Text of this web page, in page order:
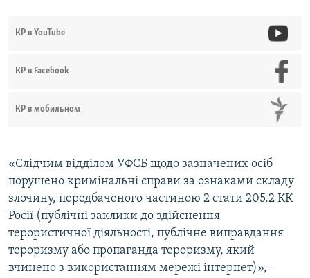
КР в YouTube
КР в Facebook
КР в мобильном
«Слідчим відділом УФСБ щодо зазначених осіб
порушено кримінальні справи за ознаками складу
злочину, передбаченого частиною 2 стати 205.2 КК
Росії (публічні заклики до здійснення
терористичної діяльності, публічне виправдання
тероризму або пропаганда тероризму, який
вчинено з використанням мережі інтернет)», –